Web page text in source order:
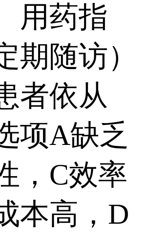
用药指
期随访）
者依从
项A缺乏
，C效率
本高，D